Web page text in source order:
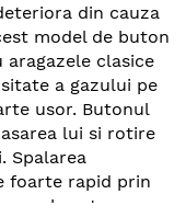
din cauza
model de buton
clasice
a gazului pe
usor. Butonul
lui si rotire
Spalarea
foarte rapid prin
un burete.